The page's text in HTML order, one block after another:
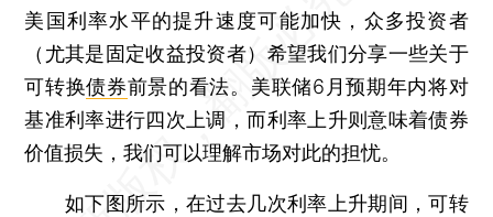
美国利率水平的提升速度可能加快，众多投资者
（尤其是固定收益投资者）希望我们分享一些关于
可转换债券前景的看法。美联储6月预期年内将对
基准利率进行四次上调，而利率上升则意味着债券
价值损失，我们可以理解市场对此的担忧。
如下图所示，在过去几次利率上升期间，可转